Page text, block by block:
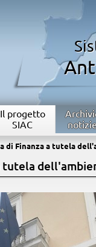
Il progetto
SIAC
di Finanza a tutela
tutela